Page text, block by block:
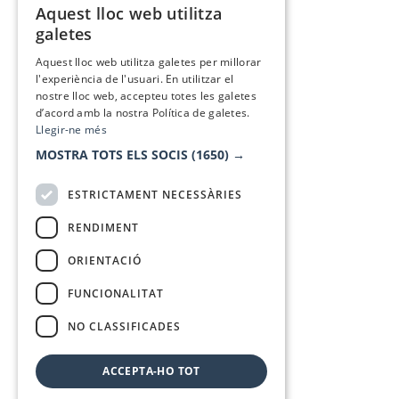
Aquest lloc web utilitza
galetes
Aquest lloc web utilitza galetes per millorar
l'experiència de l'usuari. En utilitzar el
nostre lloc web, accepteu totes les galetes
d’acord amb la nostra Política de galetes.
Llegir-ne més
MOSTRA TOTS ELS SOCIS (1650) →
ESTRICTAMENT NECESSÀRIES
RENDIMENT
ORIENTACIÓ
FUNCIONALITAT
NO CLASSIFICADES
ACCEPTA-HO TOT